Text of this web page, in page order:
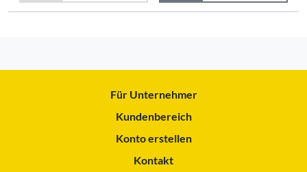
Für Unternehmer
Kundenbereich
Konto erstellen
Kontakt